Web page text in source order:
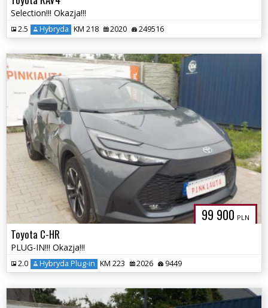
Selection!!! Okazja!!!
2.5 Hybryda KM 218 2020 249516
99 900 PLN
Toyota C-HR
PLUG-IN!!! Okazja!!!
2.0 Hybryda Plug-in KM 223 2026 9449